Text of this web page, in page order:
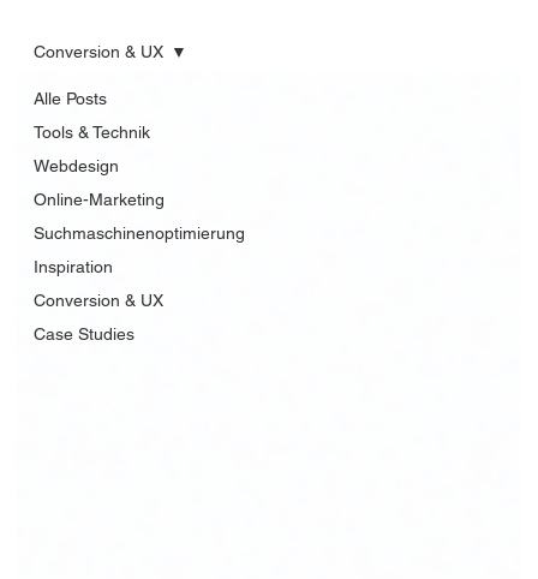
Alle Posts
Tools & Technik
Webdesign
Online-Marketing
Suchmaschinenoptimierung
Inspiration
Conversion & UX
Case Studies
Conversion & UX